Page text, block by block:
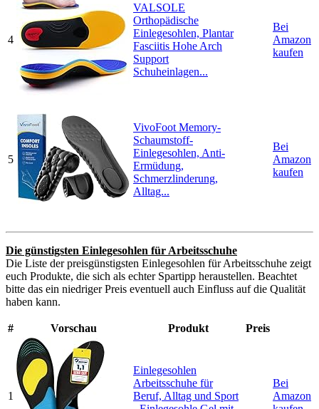
4
VALSOLE
Orthopädische
Einlegesohlen, Plantar
Fasciitis Hohe Arch
Support
Schuheinlagen...
Bei
Amazon
kaufen
5
VivoFoot Memory-
Schaumstoff-
Einlegesohlen, Anti-
Ermüdung,
Schmerzlinderung,
Alltag...
Bei
Amazon
kaufen
Die günstigsten Einlegesohlen für Arbeitsschuhe
Die Liste der preisgünstigsten Einlegesohlen für Arbeitsschuhe zeigt
euch Produkte, die sich als echter Spartipp heraustellen. Beachtet
bitte das ein niedriger Preis eventuell auch Einfluss auf die Qualität
haben kann.
# Vorschau Produkt Preis
1
Einlegesohlen
Arbeitsschuhe für
Beruf, Alltag und Sport
Bei
Amazon